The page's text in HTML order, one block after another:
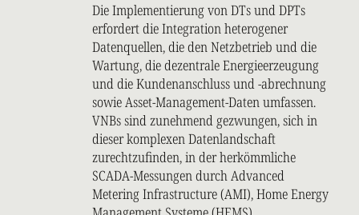
Die Implementierung von DTs und DPTs
erfordert die Integration heterogener
Datenquellen, die den Netzbetrieb und die
Wartung, die dezentrale Energieerzeugung
und die Kundenanschluss und -abrechnung
sowie Asset-Management-Daten umfassen.
VNBs sind zunehmend gezwungen, sich in
dieser komplexen Datenlandschaft
zurechtzufinden, in der herkömmliche
SCADA-Messungen durch Advanced
Metering Infrastructure (AMI), Home Energy